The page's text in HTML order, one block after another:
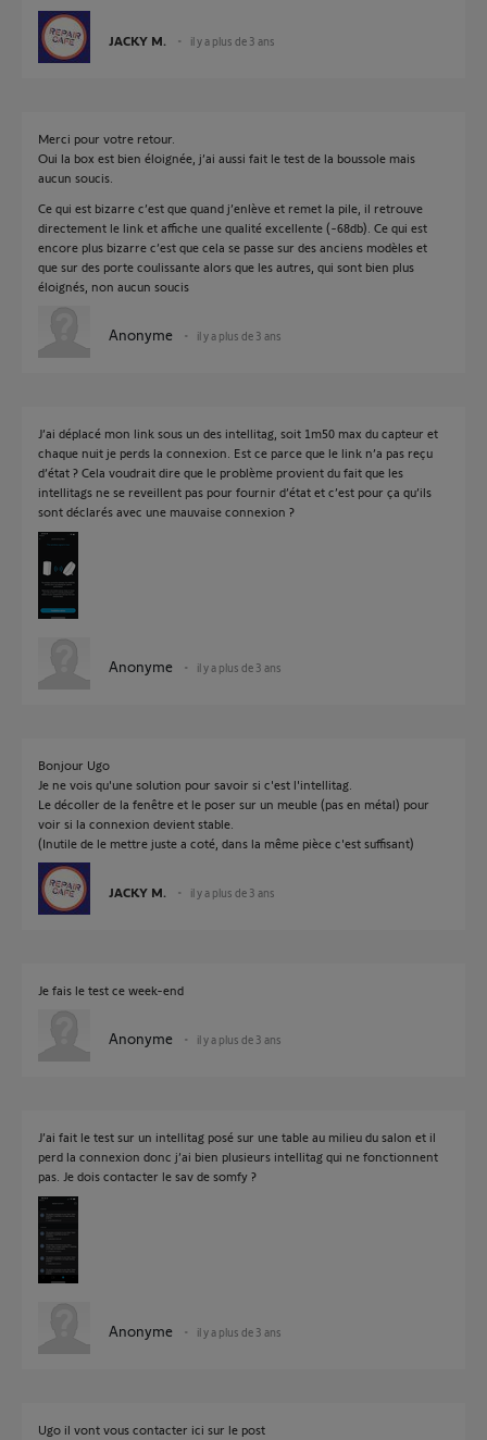
JACKY M. il y a plus de 3 ans
Merci pour votre retour.
Oui la box est bien éloignée, j’ai aussi fait le test de la boussole mais
aucun soucis.
Ce qui est bizarre c’est que quand j’enlève et remet la pile, il retrouve
directement le link et affiche une qualité excellente (-68db). Ce qui est
encore plus bizarre c’est que cela se passe sur des anciens modèles et
que sur des porte coulissante alors que les autres, qui sont bien plus
éloignés, non aucun soucis
Anonyme il y a plus de 3 ans
J’ai déplacé mon link sous un des intellitag, soit 1m50 max du capteur et
chaque nuit je perds la connexion. Est ce parce que le link n’a pas reçu
d’état ? Cela voudrait dire que le problème provient du fait que les
intellitags ne se reveillent pas pour fournir d’état et c’est pour ça qu’ils
sont déclarés avec une mauvaise connexion ?
Anonyme il y a plus de 3 ans
Bonjour Ugo
Je ne vois qu'une solution pour savoir si c'est l'intellitag.
Le décoller de la fenêtre et le poser sur un meuble (pas en métal) pour
voir si la connexion devient stable.
(Inutile de le mettre juste a coté, dans la même pièce c'est suffisant)
JACKY M. il y a plus de 3 ans
Je fais le test ce week-end
Anonyme il y a plus de 3 ans
J’ai fait le test sur un intellitag posé sur une table au milieu du salon et il
perd la connexion donc j’ai bien plusieurs intellitag qui ne fonctionnent
pas. Je dois contacter le sav de somfy ?
Anonyme il y a plus de 3 ans
Ugo il vont vous contacter ici sur le post